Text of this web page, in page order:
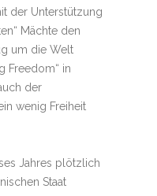
der Unterstützung
Mächte den
um die Welt
Freedom“ in
der
wenig Freiheit
Jahres plötzlich
Staat